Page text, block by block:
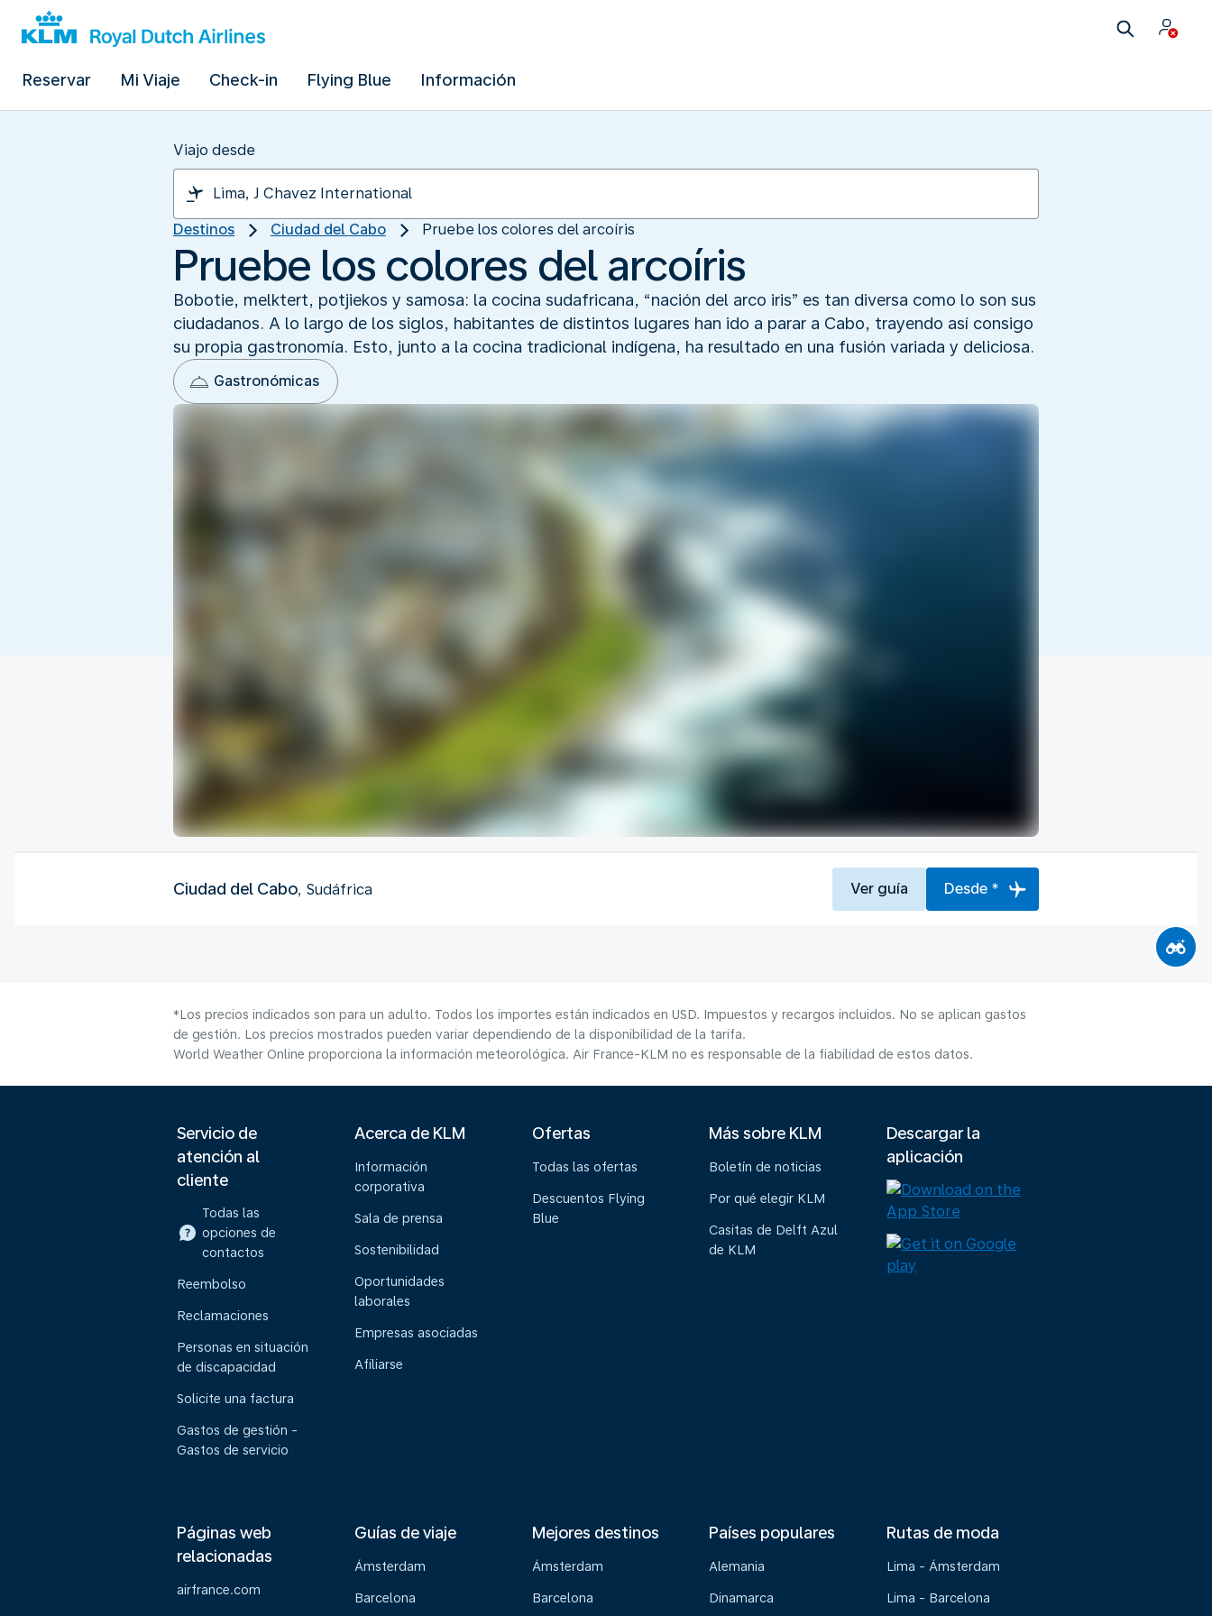
Reservar Mi Viaje Check-in Flying Blue Información
Viajo desde
Destinos Ciudad del Cabo Pruebe los colores del arcoíris
Pruebe los colores del arcoíris
Bobotie, melktert, potjiekos y samosa: la cocina sudafricana, “nación del arco iris” es tan diversa como lo son sus
ciudadanos. A lo largo de los siglos, habitantes de distintos lugares han ido a parar a Cabo, trayendo así consigo
su propia gastronomía. Esto, junto a la cocina tradicional indígena, ha resultado en una fusión variada y deliciosa.
Gastronómicas
Ciudad del Cabo, Sudáfrica Ver guía Desde *
*Los precios indicados son para un adulto. Todos los importes están indicados en USD. Impuestos y recargos incluidos. No se aplican gastos
de gestión. Los precios mostrados pueden variar dependiendo de la disponibilidad de la tarifa.
World Weather Online proporciona la información meteorológica. Air France-KLM no es responsable de la fiabilidad de estos datos.
Servicio de
atención al
cliente
Todas las
opciones de
contactos
Reembolso
Reclamaciones
Personas en situación
de discapacidad
Solicite una factura
Gastos de gestión -
Gastos de servicio
Acerca de KLM
Información
corporativa
Sala de prensa
Sostenibilidad
Oportunidades
laborales
Empresas asociadas
Afiliarse
Ofertas
Todas las ofertas
Descuentos Flying
Blue
Más sobre KLM
Boletín de noticias
Por qué elegir KLM
Casitas de Delft Azul
de KLM
Descargar la
aplicación
Páginas web
relacionadas
airfrance.com
Guías de viaje
Ámsterdam
Barcelona
Mejores destinos
Ámsterdam
Barcelona
Países populares
Alemania
Dinamarca
Rutas de moda
Lima - Ámsterdam
Lima - Barcelona